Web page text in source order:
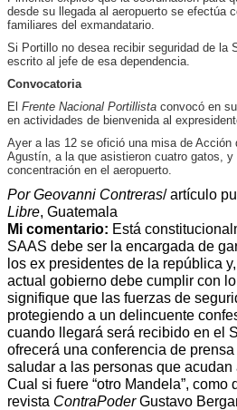
desde su llegada al aeropuerto se efectúa
familiares del exmandatario.
Si Portillo no desea recibir seguridad de la
escrito al jefe de esa dependencia.
Convocatoria
El Frente Nacional Portillista convocó en
en actividades de bienvenida al
Ayer a las 12 se ofició una misa de Acción
Agustín, a la que asistieron cuatro gatos, y
concentración en el aeropuerto.
Por Geovanni Contreras/ artículo
Libre, Guatemala
Mi comentario: Está
SAAS debe ser la encargada de
los ex presidentes de la república
actual gobierno debe cumplir con
signifique que las fuerzas de
protegiendo a un delincuente
cuando llegará será recibido en el
ofrecerá una conferencia de
saludar a las personas que acudan
Cual si fuere “otro Mandela”,
revista ContraPoderGustavo